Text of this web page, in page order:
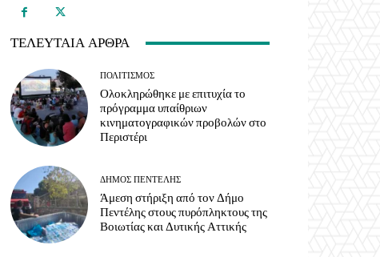
ΤΕΛΕΥΤΑΊΑ ΆΡΘΡΑ
ΠΟΛΙΤΙΣΜΌΣ
Ολοκληρώθηκε με επιτυχία το
πρόγραμμα υπαίθριων
κινηματογραφικών προβολών στο
Περιστέρι
ΔΉΜΟΣ ΠΕΝΤΈΛΗΣ
Άμεση στήριξη από τον Δήμο
Πεντέλης στους πυρόπληκτους της
Βοιωτίας και Δυτικής Αττικής